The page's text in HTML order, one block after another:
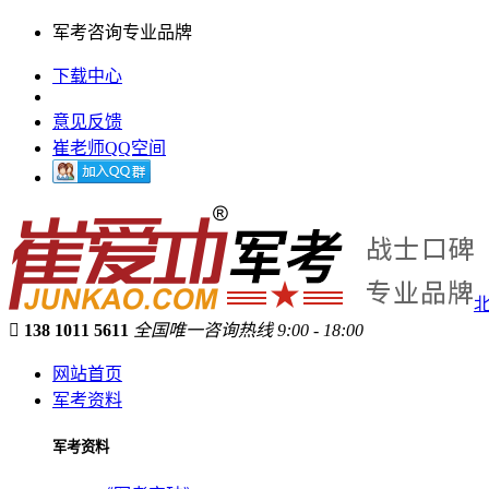
军考咨询专业品牌
下载中心
意见反馈
崔老师QQ空间
 138 1011 5611 全国唯一咨询热线 9:00 - 18:00
网站首页
军考资料
军考资料